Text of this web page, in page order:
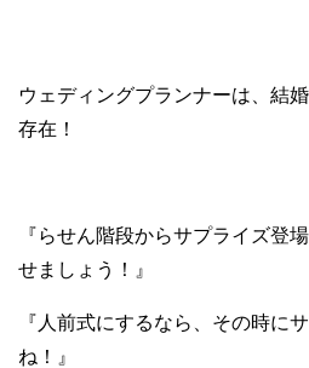
ウェディングプランナーは、結
存在！
『らせん階段からサプライズ登
せましょう！』
『人前式にするなら、その時に
ね！』